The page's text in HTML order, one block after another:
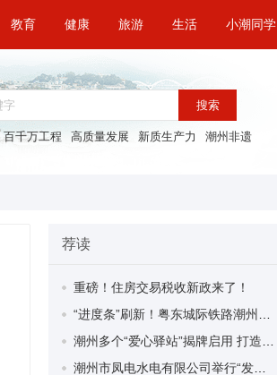
教育 健康 旅游 生活 小潮同学
搜索
百千万工程 高质量发展 新质生产力 潮州非遗
荐读
重磅！住房交易税收新政来了！